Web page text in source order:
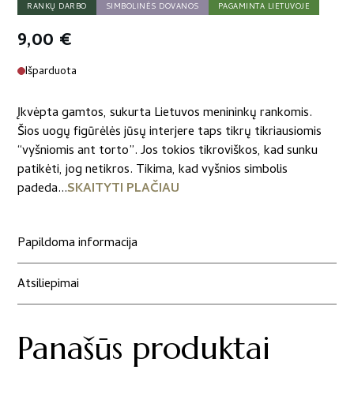
RANKŲ DARBO SIMBOLINĖS DOVANOS PAGAMINTA LIETUVOJE
9,00 €
Išparduota
Įkvėpta gamtos, sukurta Lietuvos menininkų rankomis.
Šios uogų figūrėlės jūsų interjere taps tikrų tikriausiomis
“vyšniomis ant torto”. Jos tokios tikroviškos, kad sunku
patikėti, jog netikros. Tikima, kad vyšnios simbolis
padeda...SKAITYTI PLAČIAU
Papildoma informacija
Atsiliepimai
Panašūs produktai